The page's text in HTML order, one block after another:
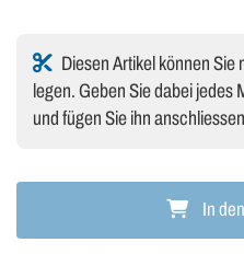
Diesen Artikel können
legen. Geben Sie dabei jedes
und fügen Sie ihn
In